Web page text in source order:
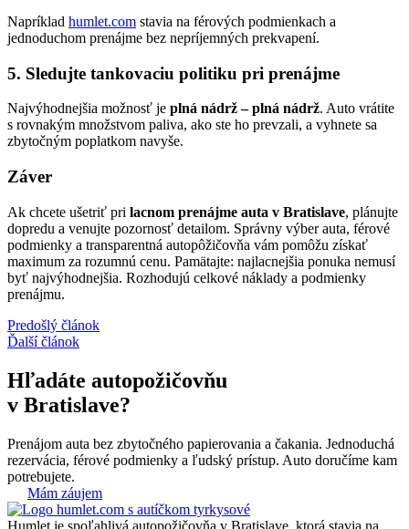
Napríklad humlet.com stavia na férových podmienkach a
jednoduchom prenájme bez nepríjemných prekvapení.
5. Sledujte tankovaciu politiku pri prenájme
Najvýhodnejšia možnosť je plná nádrž – plná nádrž. Auto vrátite
s rovnakým množstvom paliva, ako ste ho prevzali, a vyhnete sa
zbytočným poplatkom navyše.
Záver
Ak chcete ušetriť pri lacnom prenájme auta v Bratislave, plánujte
dopredu a venujte pozornosť detailom. Správny výber auta, férové
podmienky a transparentná autopôžičovňa vám pomôžu získať
maximum za rozumnú cenu. Pamätajte: najlacnejšia ponuka nemusí
byť najvýhodnejšia. Rozhodujú celkové náklady a podmienky
prenájmu.
Predošlý článok
Ďalší článok
Hľadáte autopožičovňu
v Bratislave?
Prenájom auta bez zbytočného papierovania a čakania. Jednoduchá
rezervácia, férové podmienky a ľudský prístup. Auto doručíme kam
potrebujete.
Mám záujem
Humlet je spoľahlivá autopožičovňa v Bratislave, ktorá stavia na